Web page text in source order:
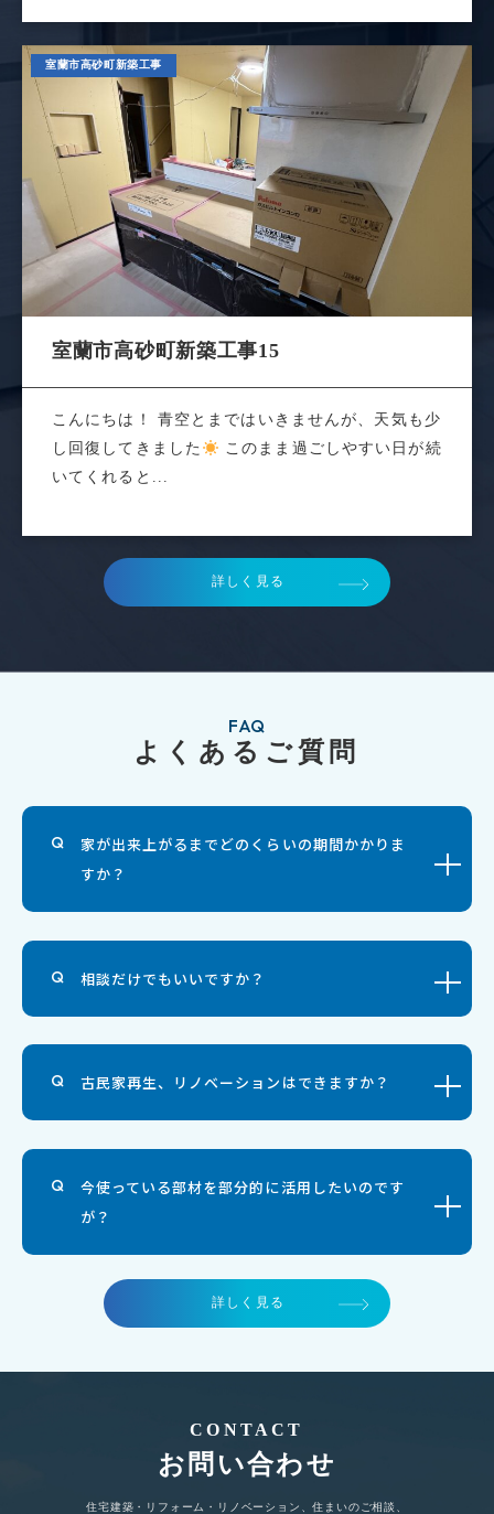
室蘭市高砂町新築工事
室蘭市高砂町新築工事15
こんにちは！ 青空とまではいきませんが、天気も少
し回復してきました
このまま過ごしやすい日が続
いてくれると...
詳しく見る
FAQ
よくあるご質問
家が出来上がるまでどのくらいの期間かかりま
すか？
相談だけでもいいですか？
古民家再生、リノベーションはできますか？
今使っている部材を部分的に活用したいのです
が？
詳しく見る
CONTACT
お問い合わせ
住宅建築・リフォーム・リノベーション、住まいのご相談、